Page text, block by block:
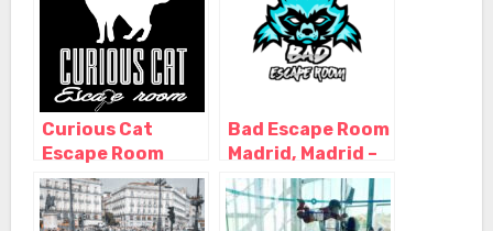
Curious Cat
Escape Room
Madrid, Leganés –
Madrid
Bad Escape Room
Madrid, Madrid –
Madrid